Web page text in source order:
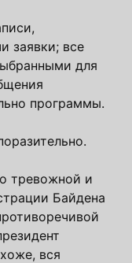
заявки; все
для
программы.
тревожной и
Байдена
вся